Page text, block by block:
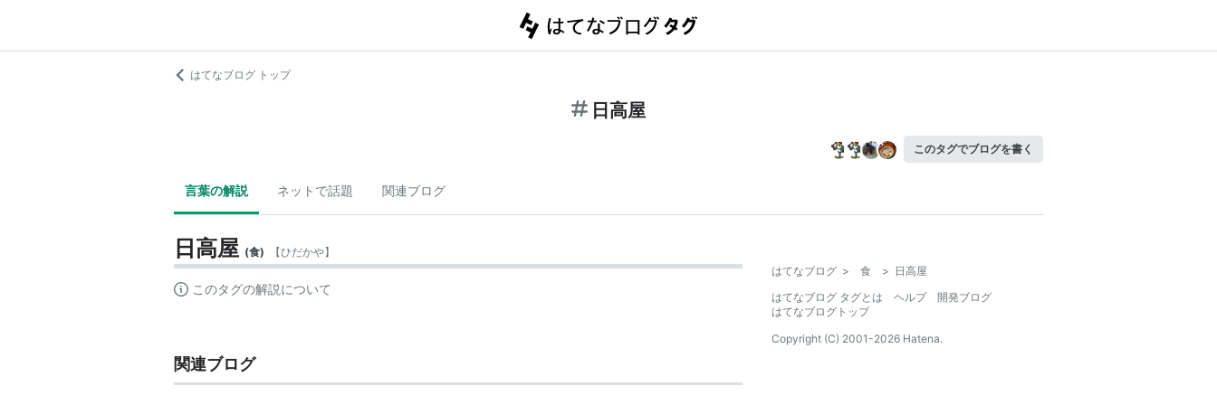
はてなブログ トップ
日高屋
このタグでブログを書く
言葉の解説 ネットで話題 関連ブログ
日高屋 (食) 【ひだかや】
このタグの解説について
関連ブログ
はてなブログ > 食 > 日高屋
はてなブログ タグとは
ヘルプ
開発ブログ
はてなブログトップ
Copyright (C) 2001-2026 Hatena.